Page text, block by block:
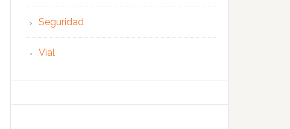
Seguridad
Vial